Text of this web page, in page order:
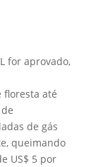
for aprovado,
floresta até
de gás
queimando
US$ 5 por